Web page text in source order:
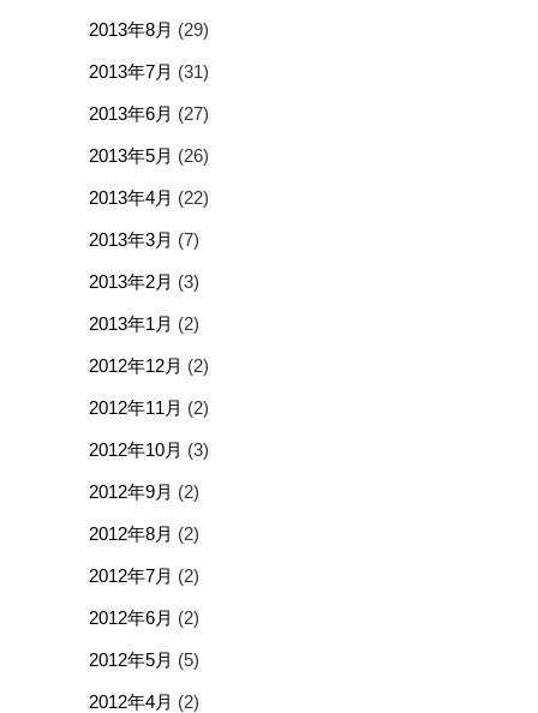
2013年8月 (29)
2013年7月 (31)
2013年6月 (27)
2013年5月 (26)
2013年4月 (22)
2013年3月 (7)
2013年2月 (3)
2013年1月 (2)
2012年12月 (2)
2012年11月 (2)
2012年10月 (3)
2012年9月 (2)
2012年8月 (2)
2012年7月 (2)
2012年6月 (2)
2012年5月 (5)
2012年4月 (2)